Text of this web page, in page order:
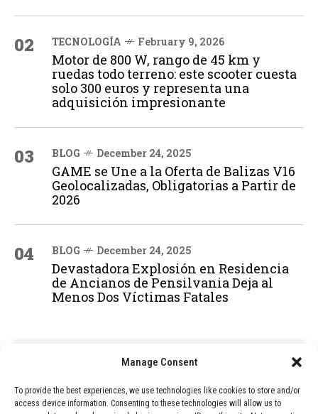
Manage Consent
To provide the best experiences, we use technologies like cookies to store and/or
access device information. Consenting to these technologies will allow us to
02 TECNOLOGÍA February 9, 2026
Motor de 800 W, rango de 45 km y
ruedas todo terreno: este scooter cuesta
solo 300 euros y representa una
adquisición impresionante
03 BLOG December 24, 2025
GAME se Une a la Oferta de Balizas V16
Geolocalizadas, Obligatorias a Partir de
2026
04 BLOG December 24, 2025
Devastadora Explosión en Residencia
de Ancianos de Pensilvania Deja al
Menos Dos Víctimas Fatales